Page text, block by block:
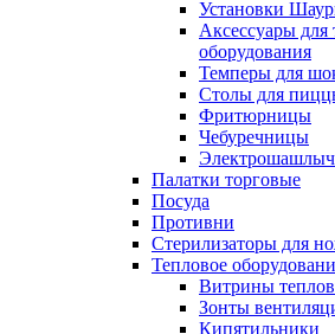
Установки
Аксессуары для
оборудования
Темперы для
Столы для
Фритюрницы
Чебуречницы
Палатки торговые
Посуда
Противни
Стерилизаторы для
Тепловое
Витрины
Зонты
Кипятильники